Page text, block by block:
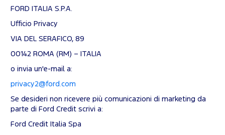
FORD ITALIA S.P.A.
Ufficio Privacy
VIA DEL SERAFICO, 89
00142 ROMA (RM) – ITALIA
o invia un'e-mail a:
privacy2@ford.com
Se desideri non ricevere più comunicazioni di marketing da
parte di Ford Credit scrivi a:
Ford Credit Italia Spa